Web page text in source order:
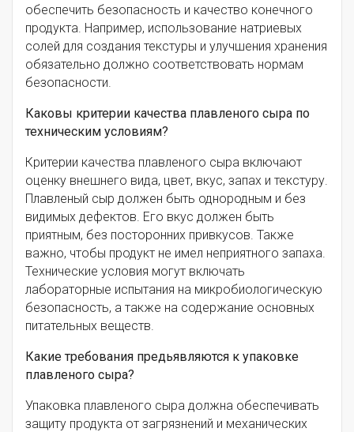
обеспечить безопасность и качество конечного
продукта. Например, использование натриевых
солей для создания текстуры и улучшения хранения
обязательно должно соответствовать нормам
безопасности.
Каковы критерии качества плавленого сыра по
техническим условиям?
Критерии качества плавленого сыра включают
оценку внешнего вида, цвет, вкус, запах и текстуру.
Плавленый сыр должен быть однородным и без
видимых дефектов. Его вкус должен быть
приятным, без посторонних привкусов. Также
важно, чтобы продукт не имел неприятного запаха.
Технические условия могут включать
лабораторные испытания на микробиологическую
безопасность, а также на содержание основных
питательных веществ.
Какие требования предьявляются к упаковке
плавленого сыра?
Упаковка плавленого сыра должна обеспечивать
защиту продукта от загрязнений и механических